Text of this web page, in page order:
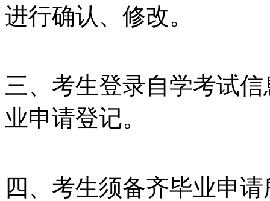
进行确认、修改。
三、考生登录自学考试
业申请登记。
四、考生须备齐毕业申